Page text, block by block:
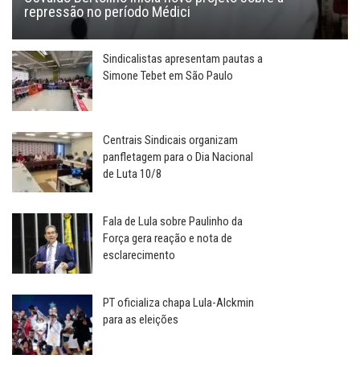
repressão no período Médici
Sindicalistas apresentam pautas a
Simone Tebet em São Paulo
Centrais Sindicais organizam
panfletagem para o Dia Nacional
de Luta 10/8
Fala de Lula sobre Paulinho da
Força gera reação e nota de
esclarecimento
PT oficializa chapa Lula-Alckmin
para as eleições